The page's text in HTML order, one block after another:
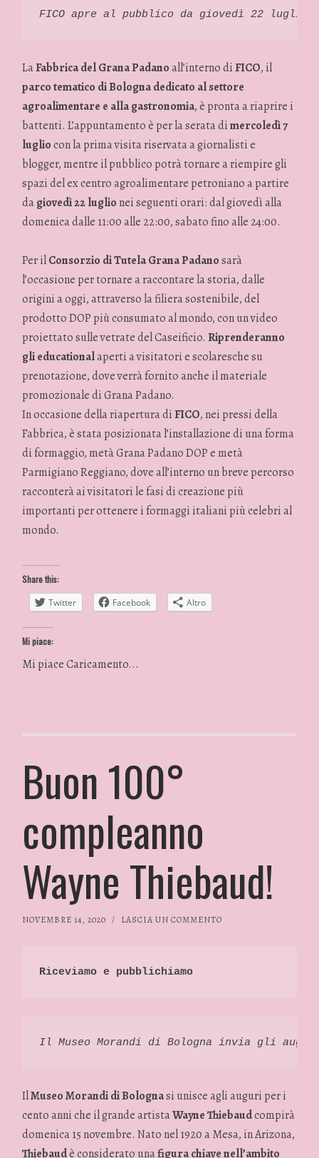
FICO apre al pubblico da giovedì 22 luglio.
LaFabbrica del Grana Padano all’interno diFICO, il
parco tematico di Bologna dedicato al settore
agroalimentare e alla gastronomia, è pronta a riaprire i
battenti. L’appuntamento è per la serata dimercoledì 7
lugliocon la prima visita riservata a giornalisti e
blogger, mentre il pubblico potrà tornare a riempire gli
spazi del ex centro agroalimentare petroniano a partire
dagiovedì 22 luglio nei seguenti orari: dal giovedì alla
domenica dalle 11:00 alle 22:00, sabato fino alle 24:00.
Per ilConsorzio di Tutela Grana Padanosarà
l’occasione per tornare a raccontare la storia, dalle
origini a oggi, attraverso la filiera sostenibile, del
prodotto DOP più consumato al mondo, con un video
proiettato sulle vetrate del Caseificio.Riprenderanno
gli educationalaperti a visitatori e scolaresche su
prenotazione, dove verrà fornito anche il materiale
promozionale di Grana Padano.
In occasione della riapertura diFICO, nei pressi della
Fabbrica, è stata posizionata l’installazione di una forma
di formaggio, metà Grana Padano DOP e metà
Parmigiano Reggiano, dove all’interno un breve percorso
racconterà ai visitatori le fasi di creazione più
importanti per ottenere i formaggi italiani più celebri al
mondo.
Share this:
Twitter
Facebook Altro
Mi piace:
Mi piaceCaricamento...
Buon 100°
compleanno
Wayne Thiebaud!
NOVEMBRE 14, 2020 / LASCIA UN COMMENTO
Riceviamo e pubblichiamo
Il Museo Morandi di Bologna invia gli
IlMuseo Morandi di Bolognasi unisce agli auguri per i
cento anni che il grande artistaWayne Thiebaudcompirà
domenica 15 novembre. Nato nel 1920 a Mesa, in Arizona,
Thiebaudè considerato unafigura chiave nell’ambito